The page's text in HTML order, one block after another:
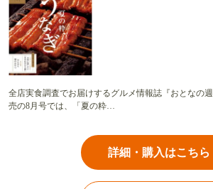
全店実食調査でお届けするグルメ情報誌『おとなの
売の8月号では、「夏の粋…
詳細・購入はこちら